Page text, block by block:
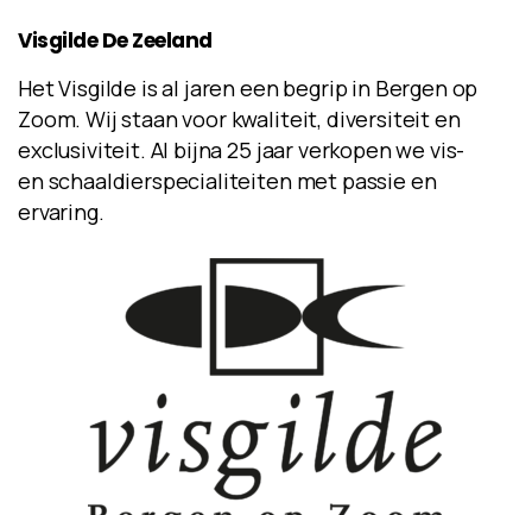
Visgilde DeZeeland
Het Visgilde is al jaren een begrip in Bergen op
Zoom. Wij staan voor kwaliteit, diversiteit en
exclusiviteit. Al bijna 25 jaar verkopen we vis-
en schaaldierspecialiteiten met passie en
ervaring.